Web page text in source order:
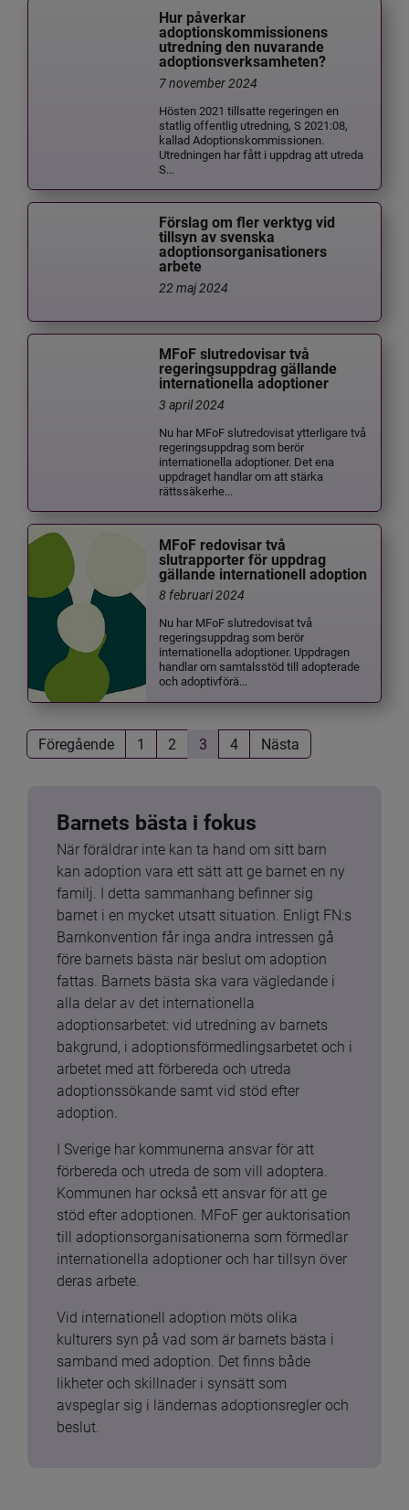
Hur påverkar
adoptionskommissionens
utredning den nuvarande
adoptionsverksamheten?
7 november 2024
Hösten 2021 tillsatte regeringen en
statlig offentlig utredning, S 2021:08,
kallad Adoptionskommissionen.
Utredningen har fått i uppdrag att utreda
S...
Förslag om fler verktyg vid
tillsyn av svenska
adoptionsorganisationers
arbete
22 maj 2024
MFoF slutredovisar två
regeringsuppdrag gällande
internationella adoptioner
3 april 2024
Nu har MFoF slutredovisat ytterligare två
regeringsuppdrag som berör
internationella adoptioner. Det ena
uppdraget handlar om att stärka
rättssäkerhe...
MFoF redovisar två
slutrapporter för uppdrag
gällande internationell adoption
8 februari 2024
Nu har MFoF slutredovisat två
regeringsuppdrag som berör
internationella adoptioner. Uppdragen
handlar om samtalsstöd till adopterade
och adoptivförä...
Föregående 1 2 3 4 Nästa
Barnets bästa i fokus
När föräldrar inte kan ta hand om sitt barn
kan adoption vara ett sätt att ge barnet en ny
familj. I detta sammanhang befinner sig
barnet i en mycket utsatt situation. Enligt FN:s
Barnkonvention får inga andra intressen gå
före barnets bästa när beslut om adoption
fattas. Barnets bästa ska vara vägledande i
alla delar av det internationella
adoptionsarbetet: vid utredning av barnets
bakgrund, i adoptionsförmedlingsarbetet och i
arbetet med att förbereda och utreda
adoptionssökande samt vid stöd efter
adoption.
I Sverige har kommunerna ansvar för att
förbereda och utreda de som vill adoptera.
Kommunen har också ett ansvar för att ge
stöd efter adoptionen. MFoF ger auktorisation
till adoptionsorganisationerna som förmedlar
internationella adoptioner och har tillsyn över
deras arbete.
Vid internationell adoption möts olika
kulturers syn på vad som är barnets bästa i
samband med adoption. Det finns både
likheter och skillnader i synsätt som
avspeglar sig i ländernas adoptionsregler och
beslut.